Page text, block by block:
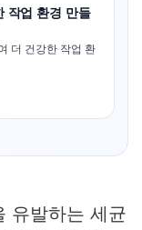
작업 환경 만들
더 건강한 작업 환
유발하는 세균